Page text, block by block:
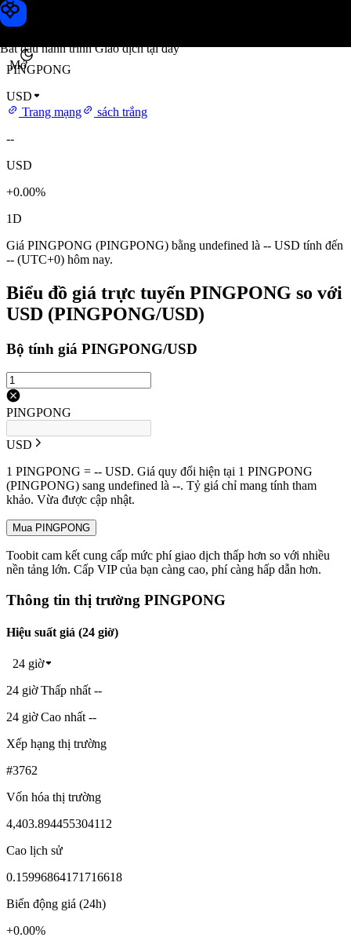
Bắt đầu hành trình Giao dịch tại đây
Mở
Giá PINGPONG
PINGPONG
USD
Trang mạng
sách trắng
--
USD
+0.00%
1D
Giá PINGPONG (PINGPONG) bằng undefined là -- USD tính đến
-- (UTC+0) hôm nay.
Biểu đồ giá trực tuyến PINGPONG so với
USD (PINGPONG/USD)
Bộ tính giá PINGPONG/USD
PINGPONG
USD
1 PINGPONG = -- USD. Giá quy đổi hiện tại 1 PINGPONG
(PINGPONG) sang undefined là --. Tỷ giá chỉ mang tính tham
khảo. Vừa được cập nhật.
Mua PINGPONG
Toobit cam kết cung cấp mức phí giao dịch thấp hơn so với nhiều
nền tảng lớn. Cấp VIP của bạn càng cao, phí càng hấp dẫn hơn.
Thông tin thị trường PINGPONG
Hiệu suất giá (24 giờ)
24 giờ
24 giờ Thấp nhất --
24 giờ Cao nhất --
Xếp hạng thị trường
#3762
Vốn hóa thị trường
4,403.894455304112
Cao lịch sử
0.15996864171716618
Biến động giá (24h)
+0.00%